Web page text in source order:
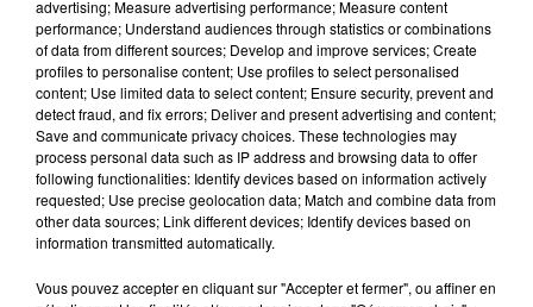
faire savoir par la radio
que nous étions...
advertising; Measure advertising performance; Measure content
performance; Understand audiences through statistics or combinations
of data from different sources; Develop and improve services; Create
profiles to personalise content; Use profiles to select personalised
content; Use limited data to select content; Ensure security, prevent and
detect fraud, and fix errors; Deliver and present advertising and content;
Save and communicate privacy choices. These technologies may
process personal data such as IP address and browsing data to offer
following functionalities: Identify devices based on information actively
requested; Use precise geolocation data; Match and combine data from
other data sources; Link different devices; Identify devices based on
information transmitted automatically.
Vous pouvez accepter en cliquant sur "Accepter et fermer", ou affiner en